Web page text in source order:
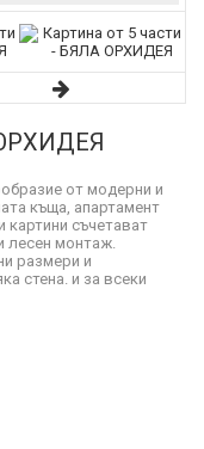
от модерни и
къща, апартамент
картини съчетават
лесен монтаж.
размери и
стена. и за всеки